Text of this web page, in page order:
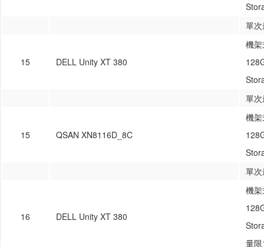
單
15 DELL Unity XT 380
機
單
15 QSAN XN8116D_8C
機
單
16 DELL Unity XT 380
機
量